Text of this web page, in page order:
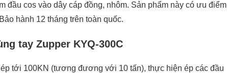
đầu cos vào dây cáp đồng, nhôm. Sản phẩm này có ưu điểm
hành 12 tháng trên toàn quốc.
tay Zupper KYQ-300C
tới 100KN (tương đương với 10 tấn), thực hiện ép các đầu